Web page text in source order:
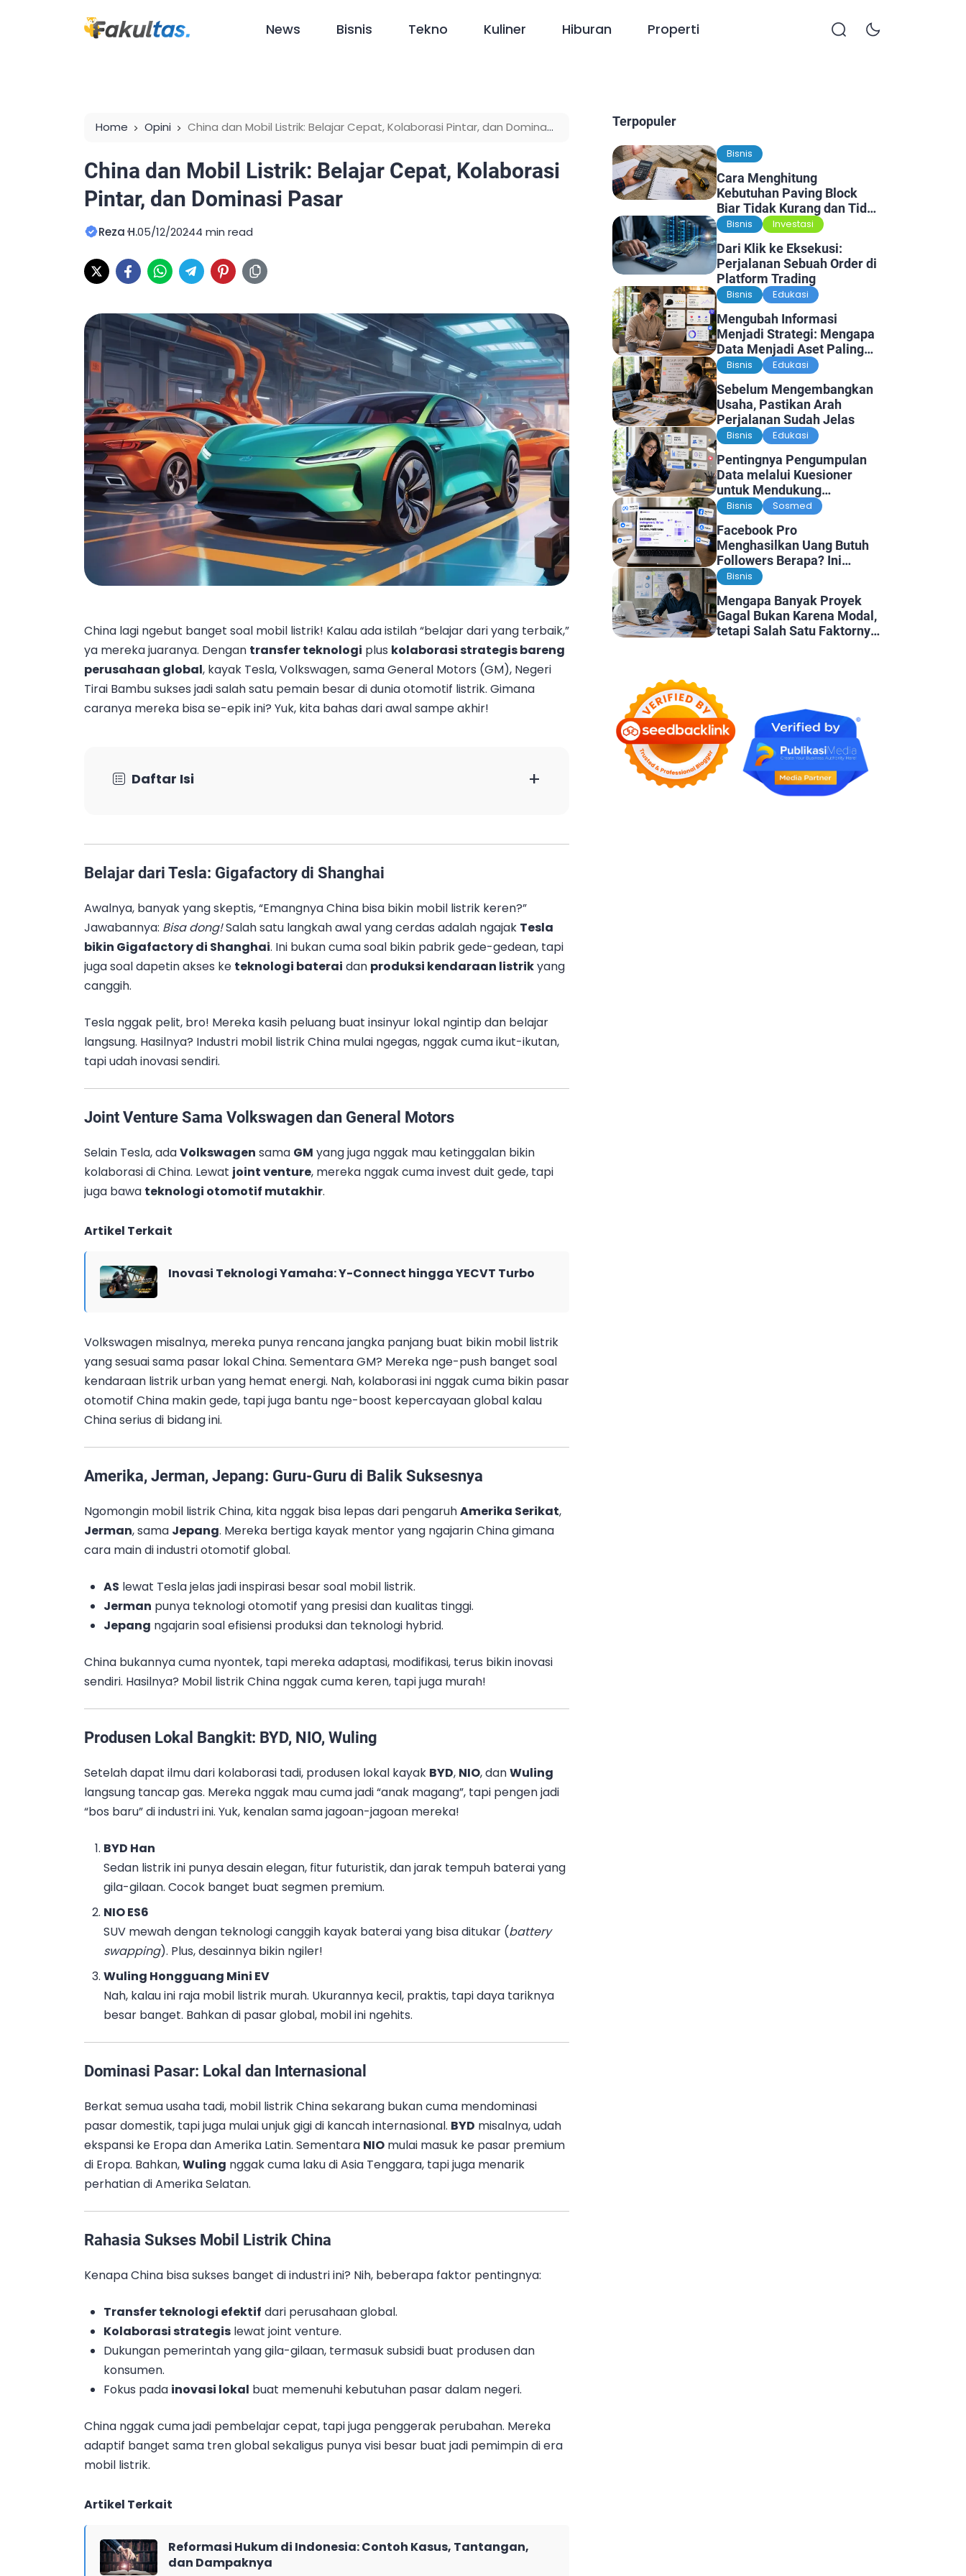
News Bisnis Tekno Kuliner Hiburan Properti
Home Opini
China dan Mobil Listrik: Belajar Cepat, Kolaborasi Pintar, dan Dominasi
China dan Mobil Listrik: Belajar Cepat, Kolaborasi
Pintar, dan Dominasi Pasar
Reza H.05/12/20244 min read
China lagi ngebut banget soal mobil listrik! Kalau ada istilah “belajar dari yang terbaik,”
ya mereka juaranya. Dengan transfer teknologi plus kolaborasi strategis bareng
perusahaan global, kayak Tesla, Volkswagen, sama General Motors (GM), Negeri
Tirai Bambu sukses jadi salah satu pemain besar di dunia otomotif listrik. Gimana
caranya mereka bisa se-epik ini? Yuk, kita bahas dari awal sampe akhir!
Daftar Isi +
Belajar dari Tesla: Gigafactory di Shanghai
Awalnya, banyak yang skeptis, “Emangnya China bisa bikin mobil listrik keren?”
Jawabannya: Bisa dong!Salah satu langkah awal yang cerdas adalah ngajak Tesla
bikin Gigafactory di Shanghai. Ini bukan cuma soal bikin pabrik gede-gedean, tapi
juga soal dapetin akses ke teknologi baterai dan produksi kendaraan listrikyang
canggih.
Tesla nggak pelit, bro! Mereka kasih peluang buat insinyur lokal ngintip dan belajar
langsung. Hasilnya? Industri mobil listrik China mulai ngegas, nggak cuma ikut-ikutan,
tapi udah inovasi sendiri.
Joint Venture Sama Volkswagen dan General Motors
Selain Tesla, adaVolkswagen sama GM yang juga nggak mau ketinggalan bikin
kolaborasi di China. Lewat joint venture, mereka nggak cuma invest duit gede, tapi
juga bawa teknologi otomotif mutakhir.
Artikel Terkait
Inovasi Teknologi Yamaha: Y-Connect hingga YECVT Turbo
Volkswagen misalnya, mereka punya rencana jangka panjang buat bikin mobil listrik
yang sesuai sama pasar lokal China. Sementara GM? Mereka nge-push banget soal
kendaraan listrik urban yang hemat energi. Nah, kolaborasi ini nggak cuma bikin pasar
otomotif China makin gede, tapi juga bantu nge-boost kepercayaan global kalau
China serius di bidang ini.
Amerika, Jerman, Jepang: Guru-Guru di Balik Suksesnya
Ngomongin mobil listrik China, kita nggak bisa lepas dari pengaruhAmerika Serikat,
Jerman, sama Jepang. Mereka bertiga kayak mentor yang ngajarin China gimana
cara main di industri otomotif global.
AS lewat Tesla jelas jadi inspirasi besar soal mobil listrik.
Jerman punya teknologi otomotif yang presisi dan kualitas tinggi.
Jepang ngajarin soal efisiensi produksi dan teknologi hybrid.
China bukannya cuma nyontek, tapi mereka adaptasi, modifikasi, terus bikin inovasi
sendiri. Hasilnya? Mobil listrik China nggak cuma keren, tapi juga murah!
Produsen Lokal Bangkit: BYD, NIO, Wuling
Setelah dapat ilmu dari kolaborasi tadi, produsen lokal kayak BYD, NIO, danWuling
langsung tancap gas. Mereka nggak mau cuma jadi “anak magang”, tapi pengen jadi
“bos baru” di industri ini. Yuk, kenalan sama jagoan-jagoan mereka!
BYD Han
Sedan listrik ini punya desain elegan, fitur futuristik, dan jarak tempuh baterai yang
gila-gilaan. Cocok banget buat segmen premium.
NIO ES6
SUV mewah dengan teknologi canggih kayak baterai yang bisa ditukar (battery
swapping). Plus, desainnya bikin ngiler!
Wuling Hongguang Mini EV
Nah, kalau ini raja mobil listrik murah. Ukurannya kecil, praktis, tapi daya tariknya
besar banget. Bahkan di pasar global, mobil ini ngehits.
Dominasi Pasar: Lokal dan Internasional
Berkat semua usaha tadi, mobil listrik China sekarang bukan cuma mendominasi
pasar domestik, tapi juga mulai unjuk gigi di kancah internasional. BYD misalnya, udah
ekspansi ke Eropa dan Amerika Latin. Sementara NIO mulai masuk ke pasar premium
di Eropa. Bahkan,Wuling nggak cuma laku di Asia Tenggara, tapi juga menarik
perhatian di Amerika Selatan.
Rahasia Sukses Mobil Listrik China
Kenapa China bisa sukses banget di industri ini? Nih, beberapa faktor pentingnya:
Transfer teknologi efektif dari perusahaan global.
Kolaborasi strategis lewat joint venture.
Dukungan pemerintah yang gila-gilaan, termasuk subsidi buat produsen dan
konsumen.
Fokus pada inovasi lokal buat memenuhi kebutuhan pasar dalam negeri.
China nggak cuma jadi pembelajar cepat, tapi juga penggerak perubahan. Mereka
adaptif banget sama tren global sekaligus punya visi besar buat jadi pemimpin di era
mobil listrik.
Artikel Terkait
Reformasi Hukum di Indonesia: Contoh Kasus, Tantangan,
dan Dampaknya
Terpopuler
Bisnis
Cara Menghitung
Kebutuhan Paving Block
Biar Tidak Kurang dan Tidak
Kelebihan
Bisnis Investasi
Dari Klik ke Eksekusi:
Perjalanan Sebuah Order di
Platform Trading
Bisnis Edukasi
Mengubah Informasi
Menjadi Strategi: Mengapa
Data Menjadi Aset Paling
Berharga di Era Digital
Bisnis Edukasi
Sebelum Mengembangkan
Usaha, Pastikan Arah
Perjalanan Sudah Jelas
Bisnis Edukasi
Pentingnya Pengumpulan
Data melalui Kuesioner
untuk Mendukung
Penelitian dan Pengambilan
Bisnis Sosmed
Facebook Pro
Menghasilkan Uang Butuh
Followers Berapa? Ini
Faktanya
Bisnis
Mengapa Banyak Proyek
Gagal Bukan Karena Modal,
tetapi Salah Satu Faktornya